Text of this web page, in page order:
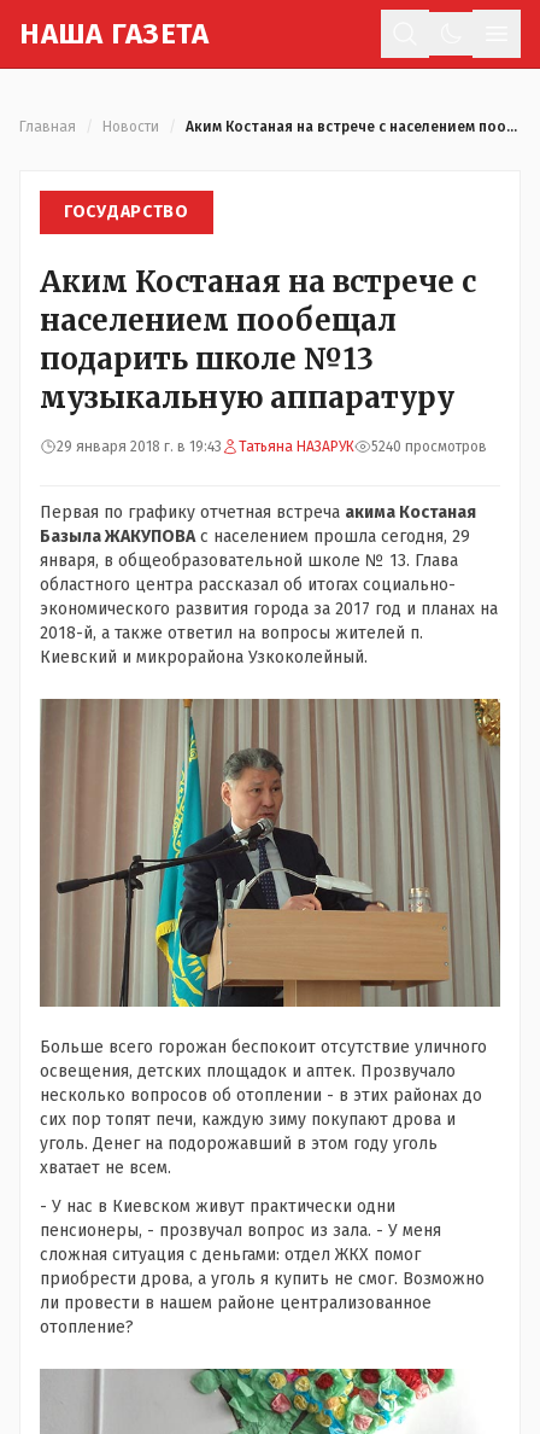
НАША ГАЗЕТА
Главная Новости Аким Костаная на встрече с населением пообещал подарить школе №13 музыкальную аппаратуру
ГОСУДАРСТВО
Аким Костаная на встрече с
населением пообещал
подарить школе №13
музыкальную аппаратуру
29 января 2018 г. в 19:43 Татьяна НАЗАРУК 5240 просмотров
Первая по графику отчетная встреча акима Костаная
Базыла ЖАКУПОВАс населением прошла сегодня, 29
января, в общеобразовательной школе № 13. Глава
областного центра рассказал об итогах социально-
экономического развития города за 2017 год и планах на
2018-й, а также ответил на вопросы жителей п.
Киевский и микрорайона Узкоколейный.
Больше всего горожан беспокоит отсутствие уличного
освещения, детских площадок и аптек. Прозвучало
несколько вопросов об отоплении - в этих районах до
сих пор топят печи, каждую зиму покупают дрова и
уголь. Денег на подорожавший в этом году уголь
хватает не всем.
- У нас в Киевском живут практически одни
пенсионеры, - прозвучал вопрос из зала. - У меня
сложная ситуация с деньгами: отдел ЖКХ помог
приобрести дрова, а уголь я купить не смог. Возможно
ли провести в нашем районе централизованное
отопление?